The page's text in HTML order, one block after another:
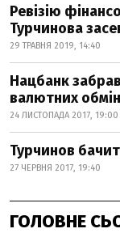
Ревізію
Турчинова
29 ТРАВНЯ 2019, 14:40
Нацбанк
валютних
24 ЛИСТОПАДА 2017, 19:00
Турчинов
27 ЧЕРВНЯ 2017, 19:40
ГОЛОВНЕ